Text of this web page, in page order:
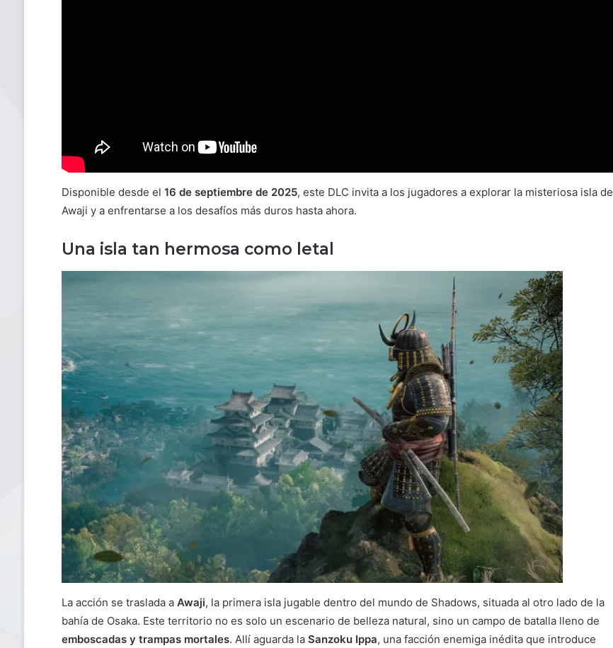
Disponible desde el 16 de septiembre de 2025, este DLC invita a los jugadores a explorar la misteriosa isla de
Awaji y a enfrentarse a los desafíos más duros hasta ahora.
Una isla tan hermosa como letal
La acción se traslada a Awaji, la primera isla jugable dentro del mundo de Shadows, situada al otro lado de la
bahía de Osaka. Este territorio no es solo un escenario de belleza natural, sino un campo de batalla lleno de
emboscadas y trampas mortales. Allí aguarda la Sanzoku Ippa, una facción enemiga inédita que introduce